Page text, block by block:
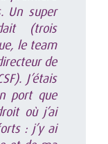
Un super
(trois
le team
de
J’étais
port que
où j’ai
: j’y ai